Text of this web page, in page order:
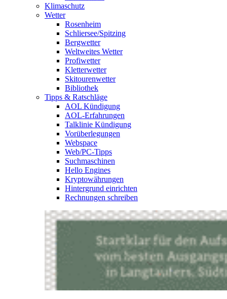
Klimaschutz
Wetter
Rosenheim
Schliersee/Spitzing
Bergwetter
Weltweites Wetter
Profiwetter
Kletterwetter
Skitourenwetter
Bibliothek
Tipps & Ratschläge
AOL Kündigung
AOL-Erfahrungen
Talklinie Kündigung
Vorüberlegungen
Webspace
Web/PC-Tipps
Suchmaschinen
Hello Engines
Kryptowährungen
Hintergrund einrichten
Rechnungen schreiben